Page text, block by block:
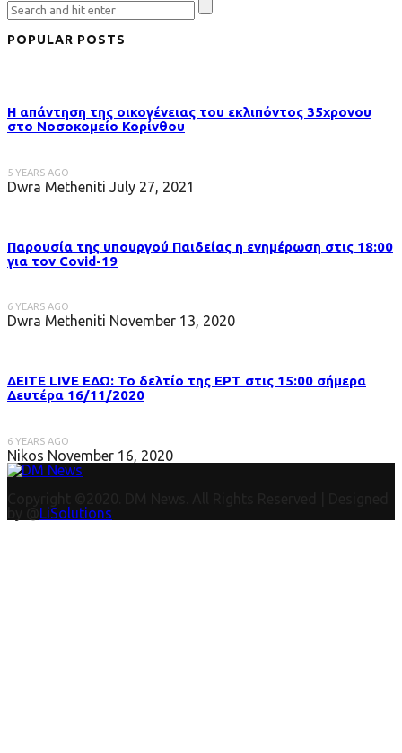
POPULAR POSTS
Η απάντηση της οικογένειας του εκλιπόντος 35χρονου
στo Νοσοκομείο Κορίνθου
5 YEARS AGO
Dwra Metheniti July 27, 2021
Παρουσία της υπουργού Παιδείας η ενημέρωση στις 18:00
για τον Covid-19
6 YEARS AGO
Dwra Metheniti November 13, 2020
ΔΕΙΤΕ LIVE ΕΔΩ: Το δελτίο της ΕΡΤ στις 15:00 σήμερα
Δευτέρα 16/11/2020
6 YEARS AGO
Nikos November 16, 2020
LiSolutions